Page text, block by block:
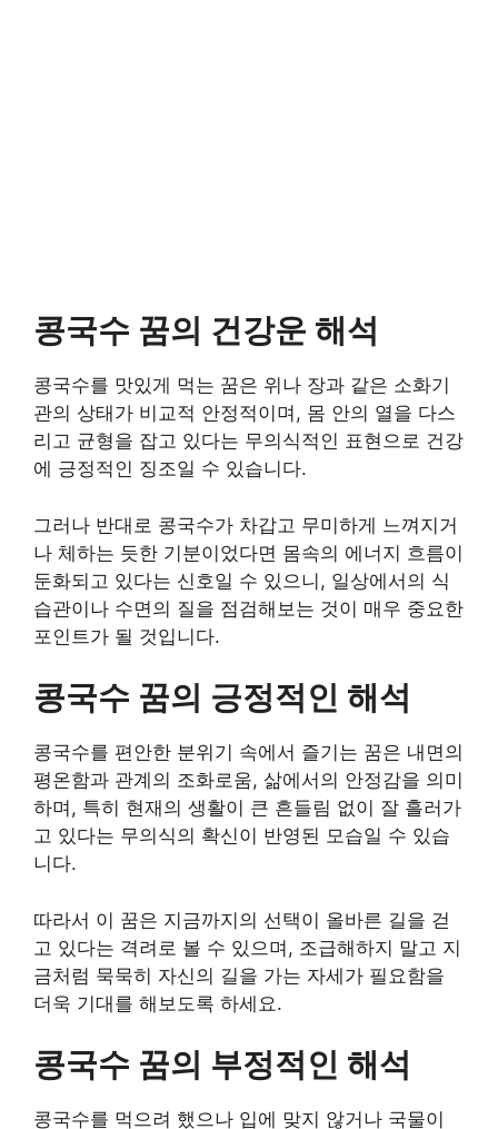
콩국수 꿈의 건강운 해석
콩국수를 맛있게 먹는 꿈은 위나 장과 같은 소화기
관의 상태가 비교적 안정적이며, 몸 안의 열을 다스
리고 균형을 잡고 있다는 무의식적인 표현으로 건강
에 긍정적인 징조일 수 있습니다.
그러나 반대로 콩국수가 차갑고 무미하게 느껴지거
나 체하는 듯한 기분이었다면 몸속의 에너지 흐름이
둔화되고 있다는 신호일 수 있으니, 일상에서의 식
습관이나 수면의 질을 점검해보는 것이 매우 중요한
포인트가 될 것입니다.
콩국수 꿈의 긍정적인 해석
콩국수를 편안한 분위기 속에서 즐기는 꿈은 내면의
평온함과 관계의 조화로움, 삶에서의 안정감을 의미
하며, 특히 현재의 생활이 큰 흔들림 없이 잘 흘러가
고 있다는 무의식의 확신이 반영된 모습일 수 있습
니다.
따라서 이 꿈은 지금까지의 선택이 올바른 길을 걷
고 있다는 격려로 볼 수 있으며, 조급해하지 말고 지
금처럼 묵묵히 자신의 길을 가는 자세가 필요함을
더욱 기대를 해보도록 하세요.
콩국수 꿈의 부정적인 해석
콩국수를 먹으려 했으나 입에 맞지 않거나 국물이